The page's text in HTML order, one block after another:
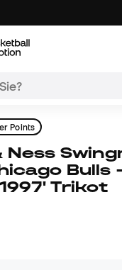
Points
Bulls
Trikot